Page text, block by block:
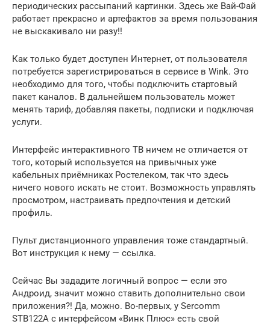
периодических рассыпаний картинки. Здесь же Вай-Фай
работает прекрасно и артефактов за время пользования
не выскакивало ни разу!!
Как только будет доступен Интернет, от пользователя
потребуется зарегистрироваться в сервисе в Wink. Это
необходимо для того, чтобы подключить стартовый
пакет каналов. В дальнейшем пользователь может
менять тариф, добавляя пакеты, подписки и подключая
услуги.
Интерфейс интерактивного ТВ ничем не отличается от
того, который используется на привычных уже
кабельных приёмниках Ростелеком, так что здесь
ничего нового искать не стоит. Возможность управлять
просмотром, настраивать предпочтения и детский
профиль.
Пульт дистанционного управления тоже стандартный.
Вот инструкция к нему — ссылка.
Сейчас Вы зададите логичный вопрос — если это
Андроид, значит можно ставить дополнительно свои
приложения?! Да, можно. Во-первых, у Sercomm
STB122A с интерфейсом «Винк Плюс» есть свой